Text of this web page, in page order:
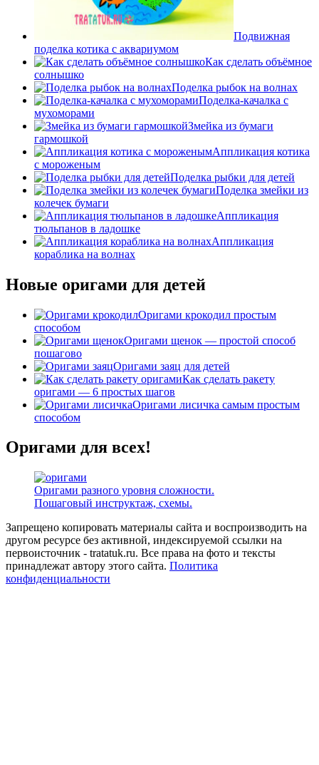
Подвижная
поделка котика с аквариумом
Как сделать объёмное
солнышко
Поделка рыбок на волнах
Поделка-качалка с
мухоморами
Змейка из бумаги
гармошкой
Аппликация котика
с мороженым
Поделка рыбки для детей
Поделка змейки из
колечек бумаги
Аппликация
тюльпанов в ладошке
Аппликация
кораблика на волнах
Новые оригами для детей
Оригами крокодил простым
способом
Оригами щенок — простой способ
пошагово
Оригами заяц для детей
Как сделать ракету
оригами — 6 простых шагов
Оригами лисичка самым простым
способом
Оригами для всех!
Оригами разного уровня сложности.
Пошаговый инструктаж, схемы.
Запрещено копировать материалы сайта и воспроизводить на
другом ресурсе без активной, индексируемой ссылки на
первоисточник - tratatuk.ru. Все права на фото и тексты
принадлежат автору этого сайта. Политика
конфиденциальности